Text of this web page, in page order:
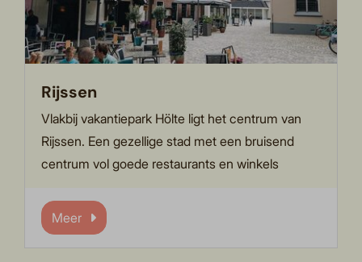
Rijssen
Vlakbij vakantiepark Hölte ligt het centrum van
Rijssen. Een gezellige stad met een bruisend
centrum vol goede restaurants en winkels
Meer